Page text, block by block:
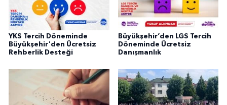
YKS Tercih Döneminde
Büyükşehir'den Ücretsiz
Rehberlik Desteği
Büyükşehir’den LGS Tercih
Döneminde Ücretsiz
Danışmanlık